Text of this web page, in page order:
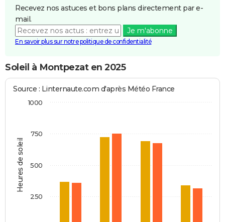
Recevez nos astuces et bons plans directement par e-
mail.
Je m'abonne
En savoir plus sur notre politique de confidentialité
Soleil à Montpezat en 2025
Heures de soleil
Source : Linternaute.com d'après Météo France
250
500
750
1000